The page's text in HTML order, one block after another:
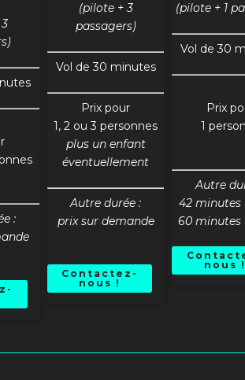
:
(pilote + 3
passagers)
Vol de 30 minutes
Prix pour
1, 2 ou 3 personnes
plus un enfant
éventuellement
Autre durée :
prix sur demande
Contactez-
nous !
(pilote + 1
Vol de 30
Prix
1
Autre
42 minutes
60 minutes
nous !